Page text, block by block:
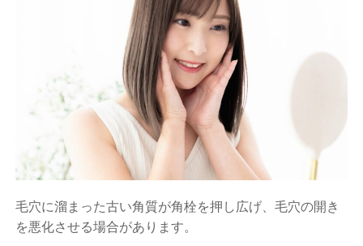
毛穴に溜まった古い角質が角栓を押し広げ、毛穴の開き
を悪化させる場合があります。